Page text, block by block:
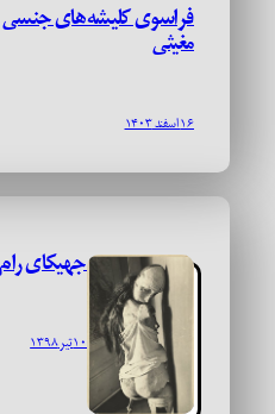
فراسوی کلیشه‌های جنسی
مغیثی
۱۶ اسفند ۱۴۰۳
جهیکای
۱۰ تیر ۱۳۹۸